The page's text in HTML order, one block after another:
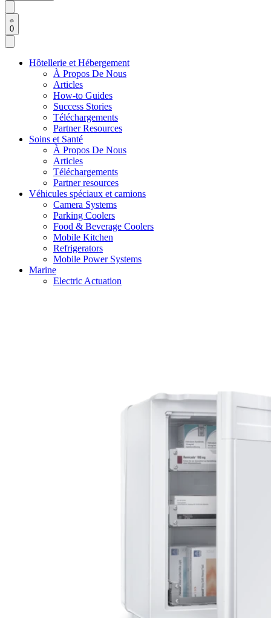
0
Hôtellerie et Hébergement
À Propos De Nous
Articles
How-to Guides
Success Stories
Téléchargements
Partner Resources
Soins et Santé
À Propos De Nous
Articles
Téléchargements
Partner resources
Véhicules spéciaux et camions
Camera Systems
Parking Coolers
Food & Beverage Coolers
Mobile Kitchen
Refrigerators
Mobile Power Systems
Marine
Electric Actuation